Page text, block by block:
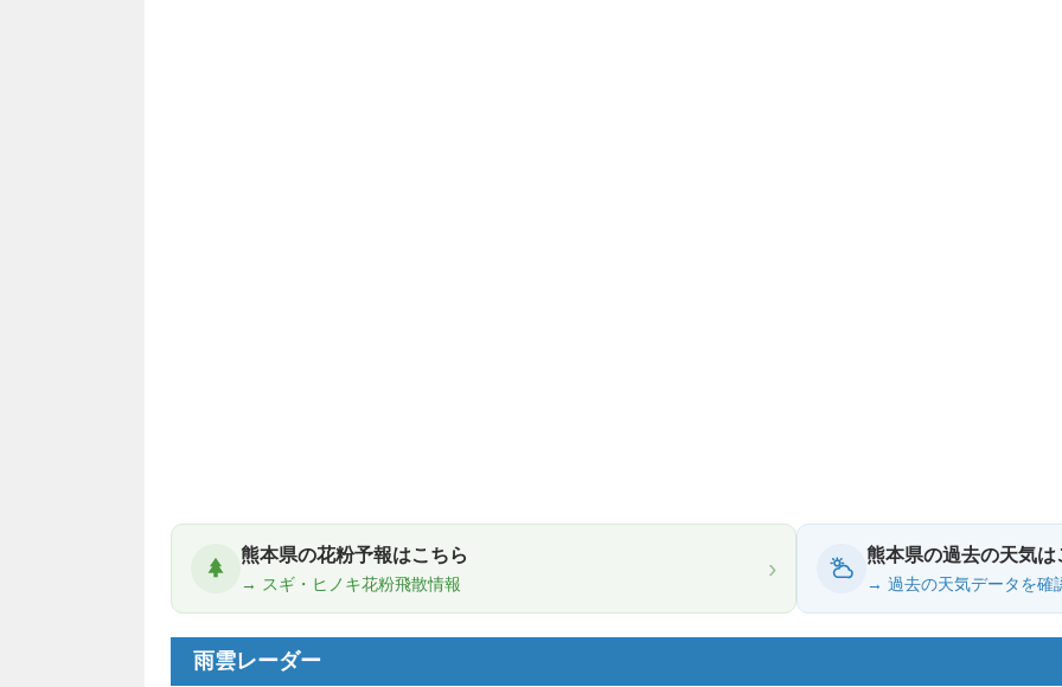
熊本県の花粉予報はこちら
→ スギ・ヒノキ花粉飛散情報
› 熊本県の過去の天気は
→ 過去の天気データを確
雨雲レーダー